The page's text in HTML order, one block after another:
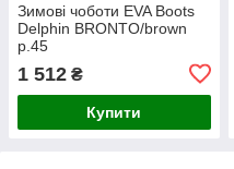
Зимові чоботи EVA Boots
Delphin BRONTO/brown
р.45
1 512 ₴
Купити